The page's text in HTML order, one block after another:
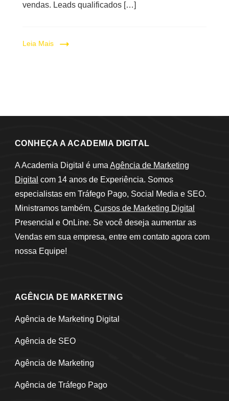
vendas. Leads qualificados […]
Leia Mais
CONHEÇA A ACADEMIA DIGITAL
A Academia Digital é umaAgência de Marketing
Digital com 14 anos de Experiência. Somos
especialistas em Tráfego Pago, Social Media e SEO.
Ministramos também, Cursos de Marketing Digital
Presencial e OnLine. Se você deseja aumentar as
Vendas em sua empresa, entre em contato agora com
nossa Equipe!
AGÊNCIA DE MARKETING
Agência de Marketing Digital
Agência de SEO
Agência de Marketing
Agência de Tráfego Pago